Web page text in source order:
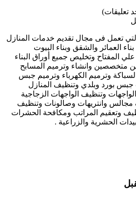
تعليقات)
تعمل فى مجال تقديم خدمات المنازل
العمائر والشقق وبناء البيوت
المفتاح وتخليص جميع أوراق البناء
متخصصين وانشاء وترميم المسابح
وترميم الكهرباء وترميم جبس
بورد وبلدي وتنظيف المنازل
وتنظيف الواجهات الزجاجية
وانتريهات وصالونات وتنظيف
وتعقيم المراتب ومكافحة الحشرات
الحشرية والزراعية .